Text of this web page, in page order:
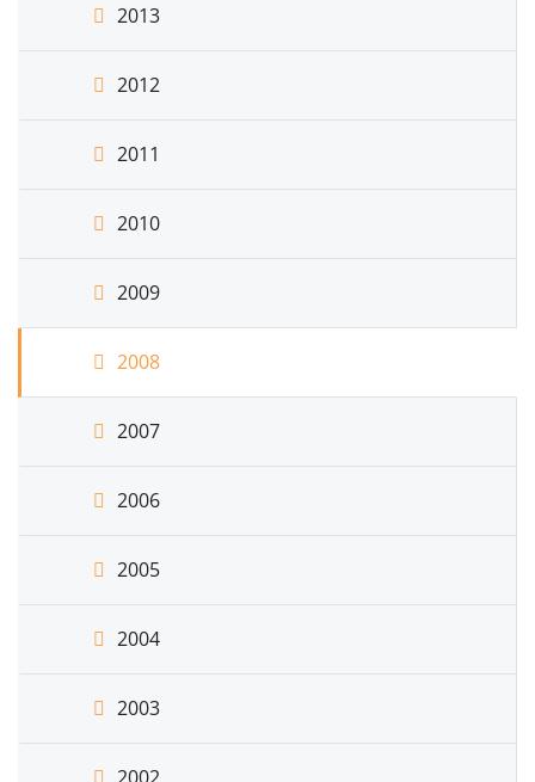
2013
2012
2011
2010
2009
2008
2007
2006
2005
2004
2003